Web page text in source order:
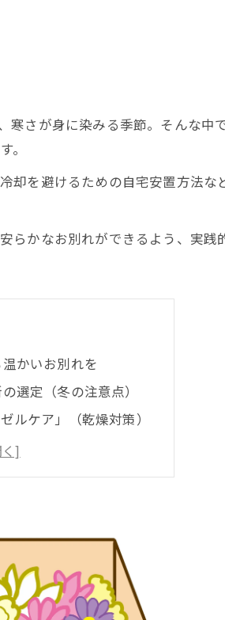
さが身に染みる季節。そんな中
。
却を避けるための自宅安置方法な
かなお別れができるよう、実践
かいお別れを
選定（冬の注意点）
ルケア」（乾燥対策）
な方法
り物